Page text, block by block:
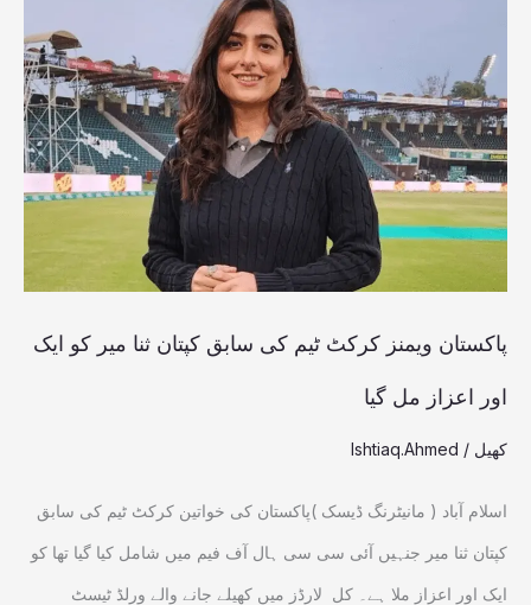
پاکستان ویمنز کرکٹ ٹیم کی سابق کپتان ثنا میر کو ایک
اور اعزاز مل گیا
کھیل /
Ishtiaq.Ahmed
اسلام آباد ( مانیٹرنگ ڈیسک )پاکستان کی خواتین کرکٹ ٹیم کی سابق
کپتان ثنا میر جنہیں آئی سی سی ہال آف فیم میں شامل کیا گیا تھا کو
ایک اور اعزاز ملا ہے۔ کل لارڈز میں کھیلے جانے والے ورلڈ ٹیسٹ
کرکٹ
ٹیم
کی
سابق
ثنا
میر
ایک
اور
اعزاز
مل
گیا